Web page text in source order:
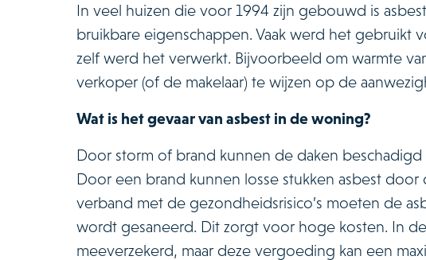
In veel huizen die voor 1994 zijn gebouwd is
bruikbare eigenschappen. Vaak werd het gebruikt
zelf werd het verwerkt. Bijvoorbeeld om warmte
verkoper (of de makelaar) te wijzen op de
Wat is het gevaar van asbest in de woning?
Door storm of brand kunnen de daken
Door een brand kunnen losse stukken asbest
verband met de gezondheidsrisico’s moeten de
wordt gesaneerd. Dit zorgt voor hoge kosten. In
meeverzekerd, maar deze vergoeding kan een